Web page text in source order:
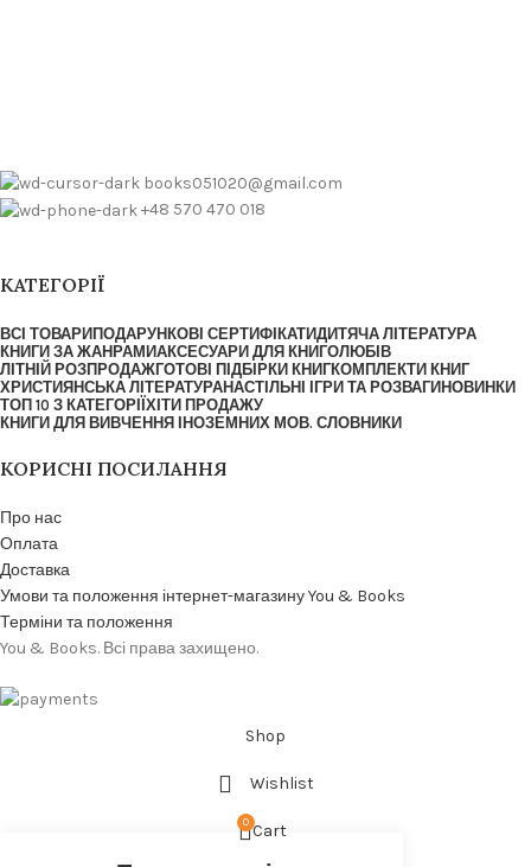
books051020@gmail.com
+48 570 470 018
КАТЕГОРІЇ
ВСІ ТОВАРИ ПОДАРУНКОВІ СЕРТИФІКАТИДИТЯЧА ЛІТЕРАТУРА
КНИГИ ЗА ЖАНРАМИАКСЕСУАРИ ДЛЯ КНИГОЛЮБІВ
ЛІТНІЙ РОЗПРОДАЖГОТОВІ ПІДБІРКИ КНИГКОМПЛЕКТИ КНИГ
ХРИСТИЯНСЬКА ЛІТЕРАТУРАНАСТІЛЬНІ ІГРИ ТА РОЗВАГИ НОВИНКИ
ТОП 10 З КАТЕГОРІЇ ХІТИ ПРОДАЖУ
КНИГИ ДЛЯ ВИВЧЕННЯ ІНОЗЕМНИХ МОВ. СЛОВНИКИ
КОРИСНІ ПОСИЛАННЯ
Про нас
Оплата
Доставка
Умови та положення інтернет-магазину You & Books
Терміни та положення
You & Books. Всі права захищено.
Shop
Wishlist
0 Cart